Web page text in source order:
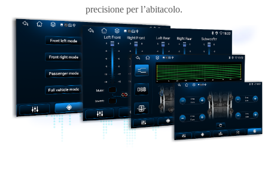
precisione per l’abitacolo.